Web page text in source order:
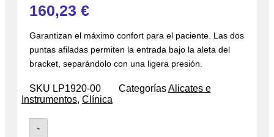
160,23 €
Garantizan el máximo confort para el paciente. Las dos
puntas afiladas permiten la entrada bajo la aleta del
bracket, separándolo con una ligera presión.
SKU LP1920-00 Categorías Alicates e
Instrumentos,Clínica
-